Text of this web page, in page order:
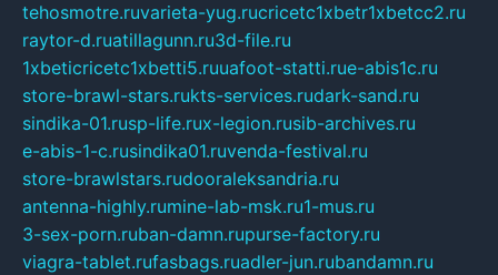
tehosmotre.ruvarieta-yug.rucricetc1xbetr1xbetcc2.ru
raytor-d.ruatillagunn.ru3d-file.ru
1xbeticricetc1xbetti5.ruuafoot-statti.rue-abis1c.ru
store-brawl-stars.rukts-services.rudark-sand.ru
sindika-01.rusp-life.rux-legion.rusib-archives.ru
e-abis-1-c.rusindika01.ruvenda-festival.ru
store-brawlstars.rudooraleksandria.ru
antenna-highly.rumine-lab-msk.ru1-mus.ru
3-sex-porn.ruban-damn.rupurse-factory.ru
viagra-tablet.rufasbags.ruadler-jun.rubandamn.ru